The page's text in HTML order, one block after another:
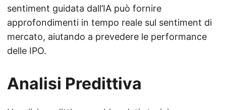
sentiment guidata dall’IA può fornire
approfondimenti in tempo reale sul sentiment di
mercato, aiutando a prevedere le performance
delle IPO.
Analisi Predittiva